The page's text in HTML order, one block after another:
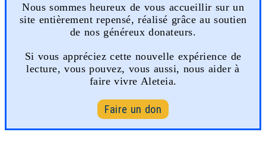
Nous sommes heureux de vous accueillir sur un
site entièrement repensé, réalisé grâce au soutien
de nos généreux donateurs.
Si vous appréciez cette nouvelle expérience de
lecture, vous pouvez, vous aussi, nous aider à
faire vivre Aleteia.
Faire un don